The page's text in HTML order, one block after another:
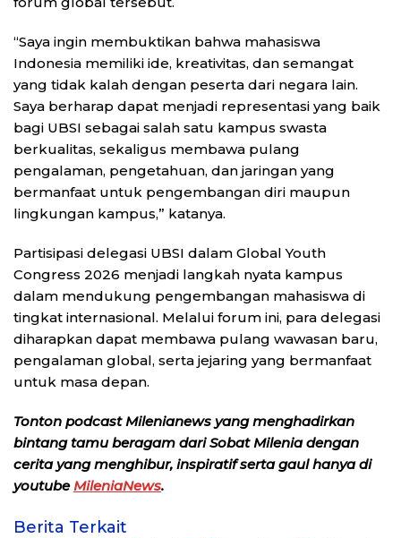
“Saya ingin membuktikan bahwa mahasiswa
Indonesia memiliki ide, kreativitas, dan semangat
yang tidak kalah dengan peserta dari negara lain.
Saya berharap dapat menjadi representasi yang baik
bagi UBSI sebagai salah satu kampus swasta
berkualitas, sekaligus membawa pulang
pengalaman, pengetahuan, dan jaringan yang
bermanfaat untuk pengembangan diri maupun
lingkungan kampus,” katanya.
Partisipasi delegasi UBSI dalam Global Youth
Congress 2026 menjadi langkah nyata kampus
dalam mendukung pengembangan mahasiswa di
tingkat internasional. Melalui forum ini, para delegasi
diharapkan dapat membawa pulang wawasan baru,
pengalaman global, serta jejaring yang bermanfaat
untuk masa depan.
Tonton podcast Milenianews yang menghadirkan
bintang tamu beragam dari Sobat Milenia dengan
cerita yang menghibur, inspiratif serta gaul hanya di
youtubeMileniaNews.
Berita Terkait